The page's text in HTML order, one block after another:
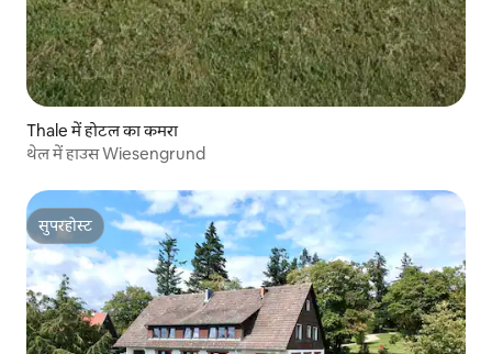
Thale में होटल का कमरा
थेल में हाउस Wiesengrund
सुपरहोस्ट
सुपरहोस्ट